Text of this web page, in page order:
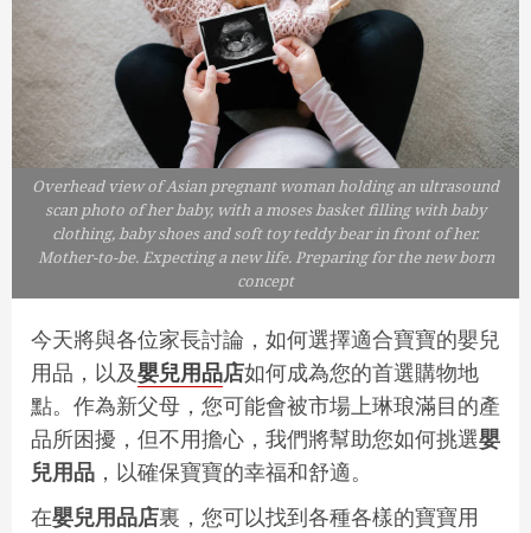
Overhead view of Asian pregnant woman holding an ultrasound
scan photo of her baby, with a moses basket filling with baby
clothing, baby shoes and soft toy teddy bear in front of her.
Mother-to-be. Expecting a new life. Preparing for the new born
concept
今天將與各位家長討論，如何選擇適合寶寶的嬰兒
用品，以及嬰兒用品店如何成為您的首選購物地
點。作為新父母，您可能會被市場上琳琅滿目的產
品所困擾，但不用擔心，我們將幫助您如何挑選嬰
兒用品 ，以確保寶寶的幸福和舒適。
在嬰兒用品店裏，您可以找到各種各樣的寶寶用